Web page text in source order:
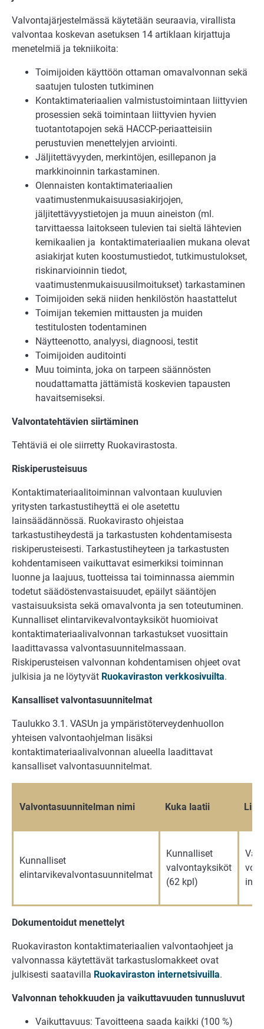
Valvontajärjestelmässä käytetään seuraavia, virallista
valvontaa koskevan asetuksen 14 artiklaan kirjattuja
menetelmiä ja tekniikoita:
Toimijoiden käyttöön ottaman omavalvonnan sekä
saatujen tulosten tutkiminen
Kontaktimateriaalien valmistustoimintaan liittyvien
prosessien sekä toimintaan liittyvien hyvien
tuotantotapojen sekä HACCP-periaatteisiin
perustuvien menettelyjen arviointi.
Jäljitettävyyden, merkintöjen, esillepanon ja
markkinoinnin tarkastaminen.
Olennaisten kontaktimateriaalien
vaatimustenmukaisuusasiakirjojen,
jäljitettävyystietojen ja muun aineiston (ml.
tarvittaessa laitokseen tulevien tai sieltä lähtevien
kemikaalien ja kontaktimateriaalien mukana olevat
asiakirjat kuten koostumustiedot, tutkimustulokset,
riskinarvioinnin tiedot,
vaatimustenmukaisuusilmoitukset) tarkastaminen
Toimijoiden sekä niiden henkilöstön haastattelut
Toimijan tekemien mittausten ja muiden
testitulosten todentaminen
Näytteenotto, analyysi, diagnoosi, testit
Toimijoiden auditointi
Muu toiminta, joka on tarpeen säännösten
noudattamatta jättämistä koskevien tapausten
havaitsemiseksi.
Valvontatehtävien siirtäminen
Tehtäviä ei ole siirretty Ruokavirastosta.
Riskiperusteisuus
Kontaktimateriaalitoiminnan valvontaan kuuluvien
yritysten tarkastustiheyttä ei ole asetettu
lainsäädännössä. Ruokavirasto ohjeistaa
tarkastustiheydestä ja tarkastusten kohdentamisesta
riskiperusteisesti. Tarkastustiheyteen ja tarkastusten
kohdentamiseen vaikuttavat esimerkiksi toiminnan
luonne ja laajuus, tuotteissa tai toiminnassa aiemmin
todetut säädöstenvastaisuudet, epäilyt sääntöjen
vastaisuuksista sekä omavalvonta ja sen toteutuminen.
Kunnalliset elintarvikevalvontayksiköt huomioivat
kontaktimateriaalivalvonnan tarkastukset vuosittain
laadittavassa valvontasuunnitelmassaan.
Riskiperusteisen valvonnan kohdentamisen ohjeet ovat
julkisia ja ne löytyvät Ruokaviraston verkkosivuilta.
Kansalliset valvontasuunnitelmat
Taulukko 3.1. VASUn ja ympäristöterveydenhuollon
yhteisen valvontaohjelman lisäksi
kontaktimateriaalivalvonnan alueella laadittavat
kansalliset valvontasuunnitelmat.
Valvontasuunnitelman nimi Kuka laatii
Kunnalliset
elintarvikevalvontasuunnitelmat
Kunnalliset
valvontayksiköt
(62 kpl)
voi
Dokumentoidut menettelyt
Ruokaviraston kontaktimateriaalien valvontaohjeet ja
valvonnassa käytettävät tarkastuslomakkeet ovat
julkisesti saatavilla Ruokaviraston internetsivuilla.
Valvonnan tehokkuuden ja vaikuttavuuden tunnusluvut
Vaikuttavuus: Tavoitteena saada kaikki (100 %)